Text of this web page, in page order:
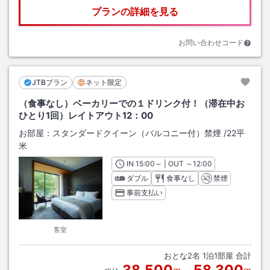
プランの詳細を見る
お問い合わせコード
JTBプラン ネット限定
（食事なし）ベーカリーでの１ドリンク付！（滞在中お
ひとり1回）レイトアウト12：00
お部屋： スタンダードクイーン（バルコニー付）禁煙 /22平
米
客室
INチェックイン
15:00 ～ | OUT チェックアウト
～12:00
ダブル
食事なし
禁煙
事前支払い
おとな2名 1泊1部屋 合計